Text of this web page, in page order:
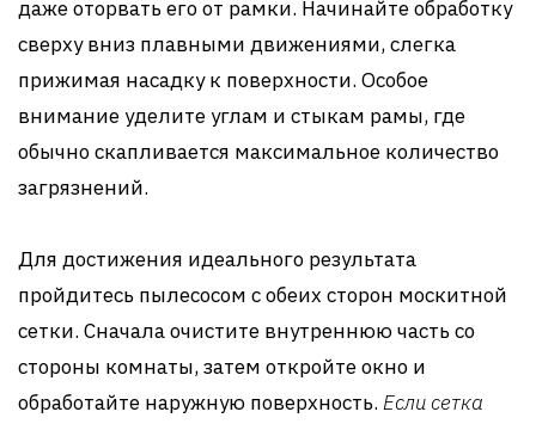
даже оторвать его от рамки. Начинайте обработку
сверху вниз плавными движениями, слегка
прижимая насадку к поверхности. Особое
внимание уделите углам и стыкам рамы, где
обычно скапливается максимальное количество
загрязнений.
Для достижения идеального результата
пройдитесь пылесосом с обеих сторон москитной
сетки. Сначала очистите внутреннюю часть со
стороны комнаты, затем откройте окно и
обработайте наружную поверхность. Если сетка